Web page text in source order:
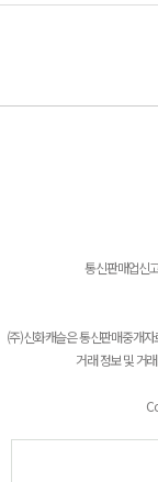
통신판매업신
(주)신화캐슬은 통신판매중개
거래 정보 및 거